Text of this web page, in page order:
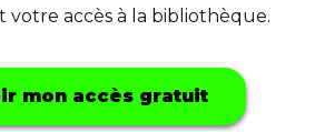
accès à la bibliothèque.
mon accès gratuit